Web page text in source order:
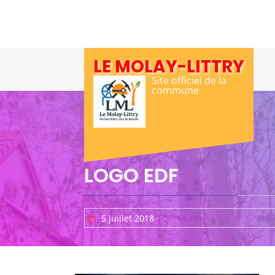
LE MOLAY-LITTRY
Site officiel de la
commune
LOGO EDF
5 juillet 2018